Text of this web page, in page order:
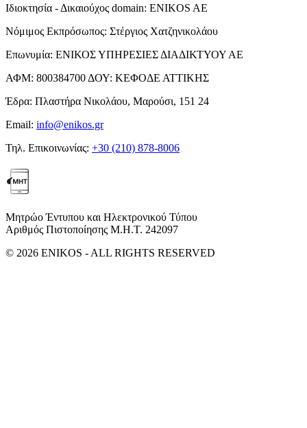
Ιδιοκτησία - Δικαιούχος domain: ENIKOS AE
Νόμιμος Εκπρόσωπος: Στέργιος Χατζηνικολάου
Επωνυμία: ΕΝΙΚΟΣ ΥΠΗΡΕΣΙΕΣ ΔΙΑΔΙΚΤΥΟΥ ΑΕ
ΑΦΜ: 800384700 ΔΟΥ: ΚΕΦΟΔΕ ΑΤΤΙΚΗΣ
Έδρα: Πλαστήρα Νικολάου, Μαρούσι, 151 24
Email: info@enikos.gr
Τηλ. Επικοινωνίας: +30 (210) 878-8006
Μητρώο Έντυπου και Ηλεκτρονικού Τύπου
Αριθμός Πιστοποίησης Μ.Η.Τ. 242097
© 2026 ENIKOS - ALL RIGHTS RESERVED